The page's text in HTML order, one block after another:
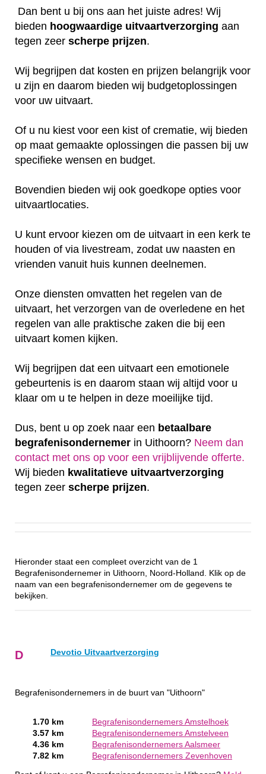
Dan bent u bij ons aan het juiste adres! Wij
bieden hoogwaardige uitvaartverzorging aan
tegen zeer scherpe prijzen.
Wij begrijpen dat kosten en prijzen belangrijk voor
u zijn en daarom bieden wij budgetoplossingen
voor uw uitvaart.
Of u nu kiest voor een kist of crematie, wij bieden
op maat gemaakte oplossingen die passen bij uw
specifieke wensen en budget.
Bovendien bieden wij ook goedkope opties voor
uitvaartlocaties.
U kunt ervoor kiezen om de uitvaart in een kerk te
houden of via livestream, zodat uw naasten en
vrienden vanuit huis kunnen deelnemen.
Onze diensten omvatten het regelen van de
uitvaart, het verzorgen van de overledene en het
regelen van alle praktische zaken die bij een
uitvaart komen kijken.
Wij begrijpen dat een uitvaart een emotionele
gebeurtenis is en daarom staan wij altijd voor u
klaar om u te helpen in deze moeilijke tijd.
Dus, bent u op zoek naar een betaalbare
begrafenisondernemer in Uithoorn? Neem dan
contact met ons op voor een vrijblijvende offerte‎.
Wij bieden kwalitatieve uitvaartverzorging
tegen zeer scherpe prijzen.
Hieronder staat een compleet overzicht van de 1
Begrafenisondernemer in Uithoorn, Noord-Holland. Klik op de
naam van een begrafenisondernemer om de gegevens te
bekijken.
D Devotio Uitvaartverzorging
Begrafenisondernemers in de buurt van "Uithoorn"
1.70 km
Begrafenisondernemers Amstelhoek
3.57 km
Begrafenisondernemers Amstelveen
4.36 km
Begrafenisondernemers Aalsmeer
7.82 km
Begrafenisondernemers Zevenhoven